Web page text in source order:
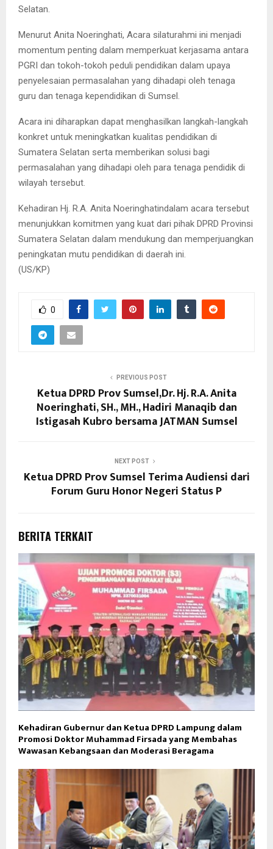
Selatan.
Menurut Anita Noeringhati, Acara silaturahmi ini menjadi
momentum penting dalam memperkuat kerjasama antara
PGRI dan tokoh-tokoh peduli pendidikan dalam upaya
penyelesaian permasalahan yang dihadapi oleh tenaga
guru dan tenaga kependidikan di Sumsel.
Acara ini diharapkan dapat menghasilkan langkah-langkah
konkret untuk meningkatkan kualitas pendidikan di
Sumatera Selatan serta memberikan solusi bagi
permasalahan yang dihadapi oleh para tenaga pendidik di
wilayah tersebut.
Kehadiran Hj. R.A. Anita Noeringhatindalam acara tersebut
menunjukkan komitmen yang kuat dari pihak DPRD Provinsi
Sumatera Selatan dalam mendukung dan memperjuangkan
peningkatan mutu pendidikan di daerah ini.
(US/KP)
0
PREVIOUS POST
Ketua DPRD Prov Sumsel,Dr. Hj. R.A. Anita
Noeringhati, SH., MH., Hadiri Manaqib dan
Istigasah Kubro bersama JATMAN Sumsel
NEXT POST
Ketua DPRD Prov Sumsel Terima Audiensi dari
Forum Guru Honor Negeri Status P
BERITA TERKAIT
Kehadiran Gubernur dan Ketua DPRD Lampung dalam
Promosi Doktor Muhammad Firsada yang Membahas
Wawasan Kebangsaan dan Moderasi Beragama